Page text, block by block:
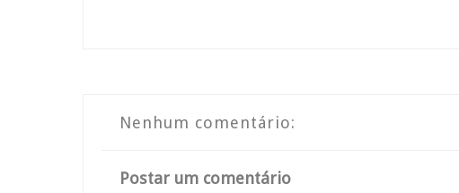
Nenhum comentário:
Postar um comentário